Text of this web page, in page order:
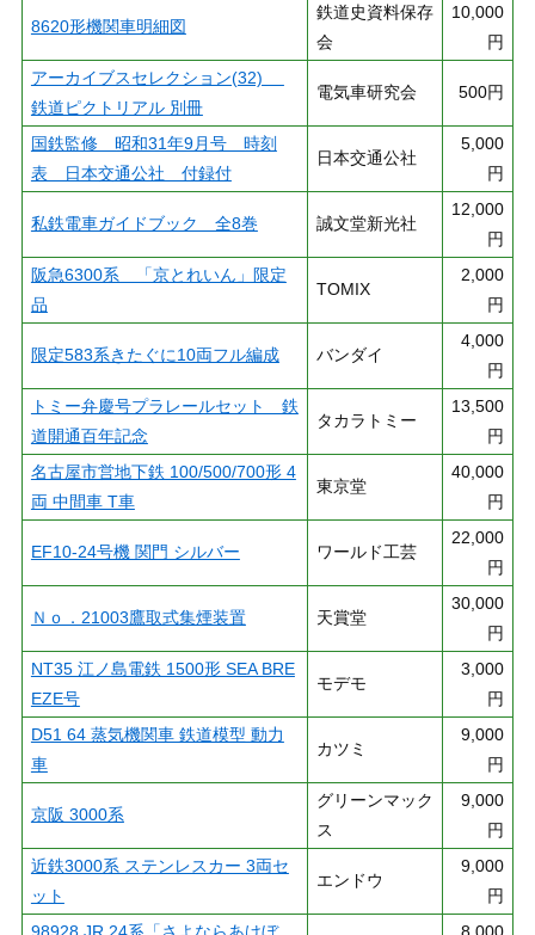
8620形機関車明細図
鉄道史資料保存
会
10,000
円
アーカイブスセレクション(32)
鉄道ピクトリアル 別冊
電気車研究会 500円
国鉄監修 昭和31年9月号 時刻
表 日本交通公社 付録付
日本交通公社
5,000
円
私鉄電車ガイドブック 全8巻 誠文堂新光社
12,000
円
阪急6300系 「京とれいん」限定
品
TOMIX
2,000
円
限定583系きたぐに10両フル編成 バンダイ
4,000
円
トミー弁慶号プラレールセット 鉄
道開通百年記念
タカラトミー
13,500
円
名古屋市営地下鉄 100/500/700形 4
両 中間車 T車
東京堂
40,000
円
EF10-24号機 関門 シルバー ワールド工芸
22,000
円
Ｎｏ．21003鷹取式集煙装置 天賞堂
30,000
円
NT35 江ノ島電鉄 1500形 SEA BRE
EZE号
モデモ
3,000
円
D51 64 蒸気機関車 鉄道模型 動力
車
カツミ
9,000
円
京阪 3000系
グリーンマック
ス
9,000
円
近鉄3000系 ステンレスカー 3両セ
ット
エンドウ
9,000
円